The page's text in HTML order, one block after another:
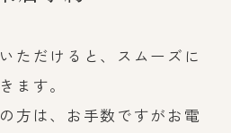
ただけると、スムーズに
ます。
方は、お手数ですがお電